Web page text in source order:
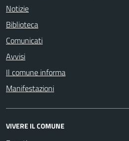
Notizie
Biblioteca
Comunicati
Avvisi
Il comune informa
Manifestazioni
VIVERE IL COMUNE